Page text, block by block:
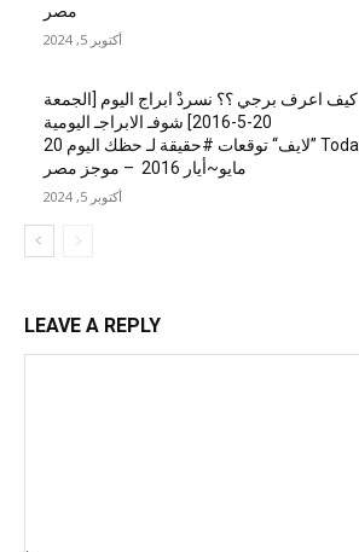
مصر
أكتوبر 5, 2024
كيف اعرف برجي ؟؟ نسردْ ابراج اليوم [الجمعة
20-5-2016] شوفـ الابراجـ اليومية
Today ”لايف“ توقعات #حقيقة لـ حظك اليوم 20
مايو~أيار 2016 – موجز مصر
أكتوبر 5, 2024
LEAVE A REPLY